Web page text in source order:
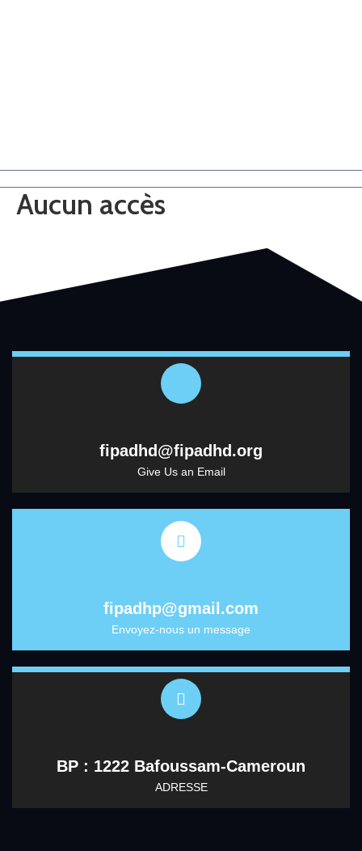
Aucun accès
fipadhd@fipadhd.org
Give Us an Email
fipadhp@gmail.com
Envoyez-nous un message
BP : 1222 Bafoussam-Cameroun
ADRESSE